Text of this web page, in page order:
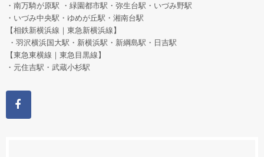
・南万騎が原駅 ・緑園都市駅・弥生台駅・いづみ野駅
・いづみ中央駅・ゆめが丘駅・湘南台駅
【相鉄新横浜線｜東急新横浜線】
・羽沢横浜国大駅・新横浜駅・新綱島駅・日吉駅
【東急東横線｜東急目黒線】
・元住吉駅・武蔵小杉駅